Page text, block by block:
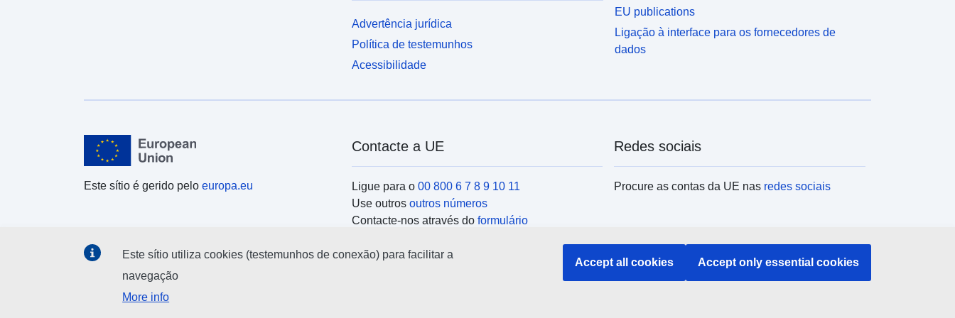
Advertência jurídica
Política de testemunhos
Acessibilidade
EU publications
Ligação à interface para os fornecedores de
dados
Este sítio é gerido pelo europa.eu
Contacte a UE
Ligue para o 00 800 6 7 8 9 10 11
Use outros outros números
Contacte-nos através do formulário
Redes sociais
Procure as contas da UE nas redes sociais
Pesquisar todas as instituições e órgãos da UE
Este sítio utiliza cookies (testemunhos de conexão) para facilitar a
navegação
More info
Accept all cookies Accept only essential cookies